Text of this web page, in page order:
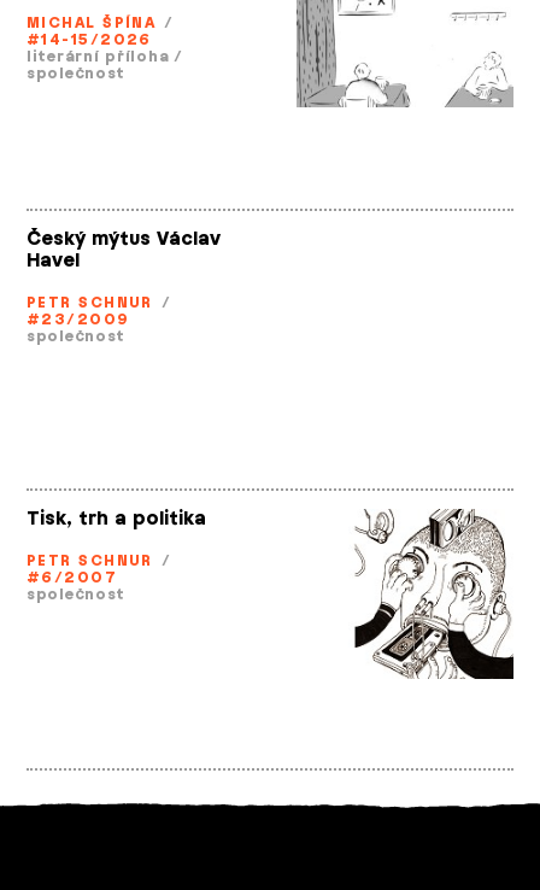
MICHAL ŠPÍNA /
#14-15/2026
literární příloha /
společnost
Český mýtus Václav
Havel
PETR SCHNUR
/
#23/2009
společnost
Tisk, trh a politika
PETR SCHNUR
/
#6/2007
společnost